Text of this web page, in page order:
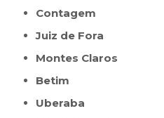
Contagem
Juiz de Fora
Montes Claros
Betim
Uberaba